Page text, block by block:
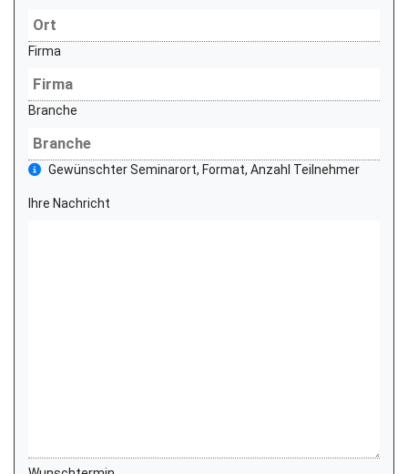
Firma
Branche
Gewünschter Seminarort, Format, Anzahl Teilnehmer
Ihre Nachricht